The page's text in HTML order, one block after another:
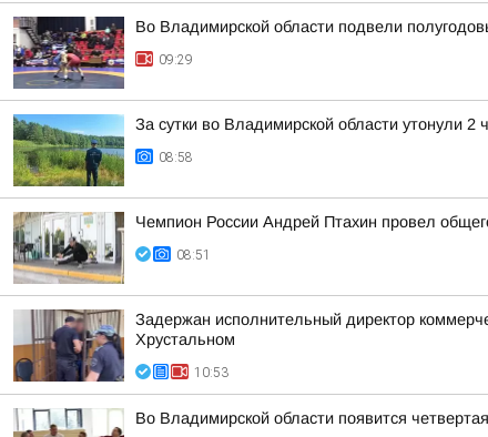
Во Владимирской области подвели
09:29
За сутки во Владимирской области утонули 2
08:58
Чемпион России Андрей Птахин провел
08:51
Задержан исполнительный директор
Хрустальном
10:53
Во Владимирской области появится